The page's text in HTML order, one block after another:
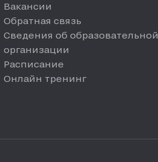
Вакансии
Обратная связь
Сведения об образовательной
организации
Расписание
Онлайн тренинг